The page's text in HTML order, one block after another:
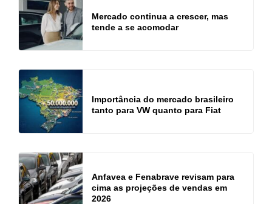
Mercado continua a crescer, mas
tende a se acomodar
Importância do mercado brasileiro
tanto para VW quanto para Fiat
Anfavea e Fenabrave revisam para
cima as projeções de vendas em
2026